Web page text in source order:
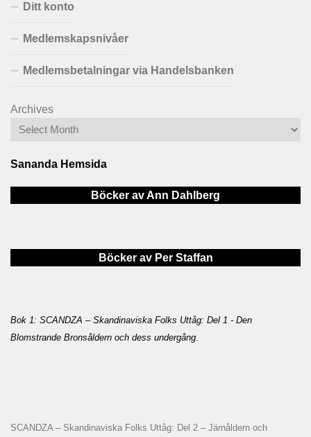
Ditt konto
Medlemskapsnivåer
Medlemsbetalningar via Handelsbanken
Archives
Sananda Hemsida
Böcker av Ann Dahlberg
Böcker av Per Staffan
Bok 1: SCANDZA – Skandinaviska Folks Uttåg: Del 1 - Den
Blomstrande Bronsåldern och dess undergång.
SCANDZA – Skandinaviska Folks Uttåg: Del 2 – Järnåldern och